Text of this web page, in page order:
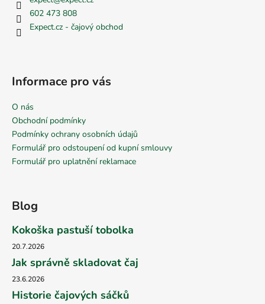
602 473 808
Expect.cz - čajový obchod
Informace pro vás
O nás
Obchodní podmínky
Podmínky ochrany osobních údajů
Formulář pro odstoupení od kupní smlouvy
Formulář pro uplatnění reklamace
Blog
Kokoška pastuší tobolka
20.7.2026
Jak správně skladovat čaj
23.6.2026
Historie čajových sáčků